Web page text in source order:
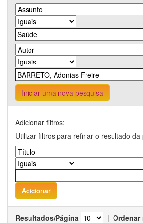
Iniciar uma nova pesquisa
Adicionar filtros:
Utilizar filtros para refinar o resultado da
Resultados/Página |